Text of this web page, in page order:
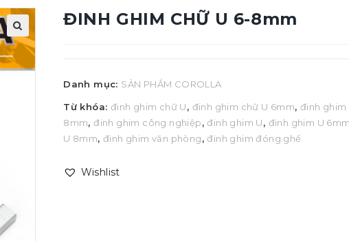
ĐINH GHIM CHỮ U 6-8mm
Danh mục: SẢN PHẨM COROLLA
Từ khóa: đinh ghim chữ U, đinh ghim chữ U 6mm, đinh ghim
8mm,đinh ghim công nghiệp,đinh ghim U, đinh ghim U 6mm
U 8mm, đinh ghim văn phòng,đinh ghim đóng ghế
Wishlist